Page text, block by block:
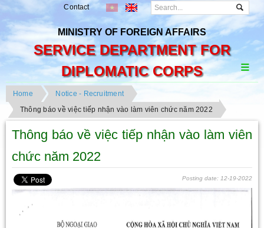
Contact
MINISTRY OF FOREIGN AFFAIRS
SERVICE DEPARTMENT FOR
DIPLOMATIC CORPS
Home
Notice - Recruitment
Thông báo về việc tiếp nhận vào làm viên chức năm 2022
Thông báo về việc tiếp nhận vào làm viên
chức năm 2022
Posting date: 12-19-2022